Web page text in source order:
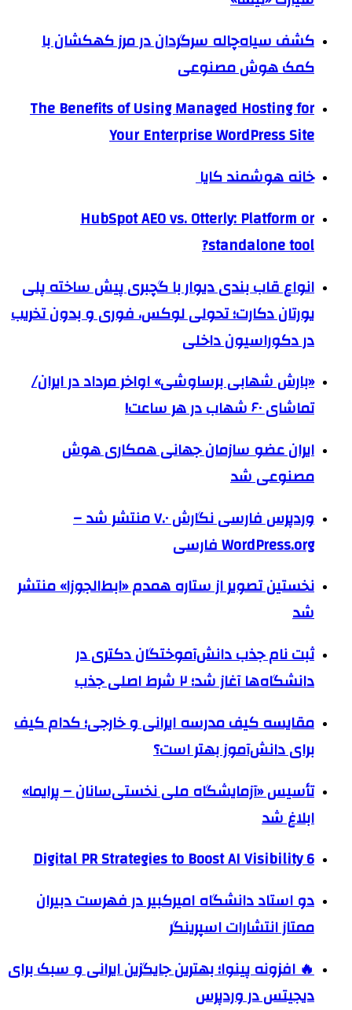
کشف سیاه‌چاله سرگردان در مرز کهکشان با
کمک هوش مصنوعی
The Benefits of Using Managed Hosting for
Your Enterprise WordPress Site
خانه هوشمند کایا
HubSpot AEO vs. Otterly: Platform or
standalone tool?
انواع قاب بندی دیوار با گچبری پیش ساخته پلی
یورتان دکارت؛ تحولی لوکس، فوری و بدون تخریب
در دکوراسیون داخلی
«بارش شهابی برساوشی» اواخر مرداد در ایران/
تماشای ۶۰ شهاب در هر ساعت!
ایران عضو سازمان جهانی همکاری هوش
مصنوعی شد
وردپرس فارسی نگارش ۷.۰ منتشر شد –
WordPress.org فارسی
نخستین تصویر از ستاره همدم «ابط‌الجوزا» منتشر
شد
ثبت نام جذب دانش‌آموختگان دکتری در
دانشگاه‌ها آغاز شد؛ ۲ شرط اصلی جذب
مقایسه کیف مدرسه ایرانی و خارجی؛ کدام کیف
برای دانش‌آموز بهتر است؟
تأسیس «آزمایشگاه ملی نخستی‌سانان – پرایما»
ابلاغ شد
6 Digital PR Strategies to Boost AI Visibility
دو استاد دانشگاه امیرکبیر در فهرست دبیران
ممتاز انتشارات اسپرینگر
🔥 افزونه پینوا؛ بهترین جایگزین ایرانی و سبک برای
دیجیتس در وردپرس